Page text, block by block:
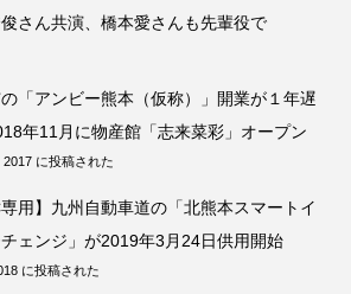
さん共演、橋本愛さんも先輩役で
「アンビー熊本（仮称）」開業が１年遅
年11月に物産館「志来菜彩」オープン
2017 に投稿された
専用】九州自動車道の「北熊本スマートイ
ェンジ」が2019年3月24日供用開始
に投稿された